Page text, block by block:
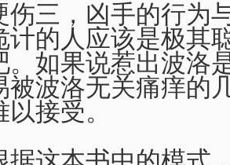
三，凶手的行为
计的人应该是极其
。如果说惹出波洛
被波洛无关痛痒的
以接受。